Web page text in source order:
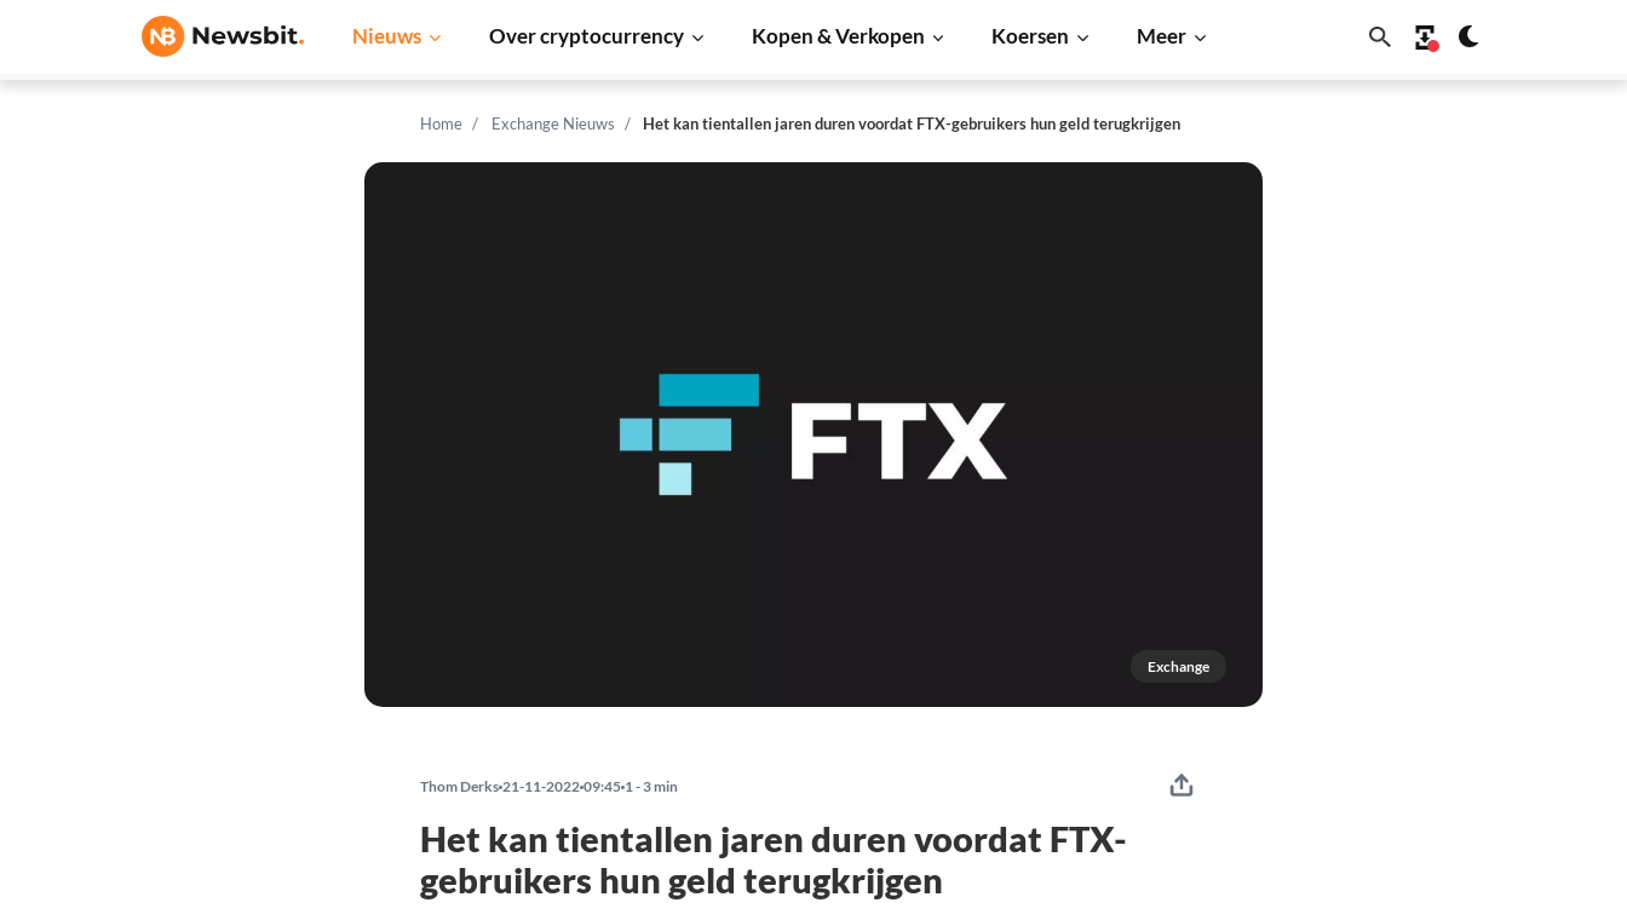
Nieuws Over cryptocurrency Kopen & Verkopen Koersen Meer
Home Exchange Nieuws Het kan tientallen jaren duren voordat FTX-gebruikers hun geld terugkrijgen
Exchange
Thom Derks 21-11-2022 09:45 1 - 3 min
Het kan tientallen jaren duren voordat FTX-
gebruikers hun geld terugkrijgen